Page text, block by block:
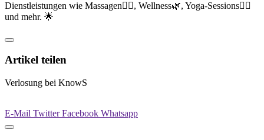
Dienstleistungen wie Massagen💆‍♂️, Wellness🌿, Yoga-Sessions🧘‍♀️
und mehr. 🌟
Artikel teilen
Verlosung bei KnowS
E-Mail TwitterFacebook Whatsapp